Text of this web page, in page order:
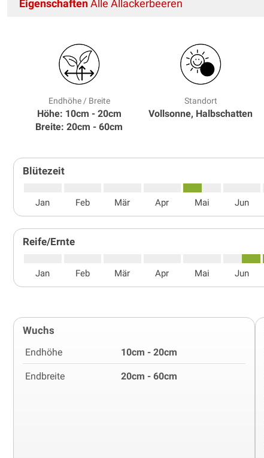
EigenschaftenAlle Allackerbeeren
Endhöhe / Breite
Höhe: 10cm - 20cm
Breite: 20cm - 60cm
Standort
Vollsonne, Halbschatten
Blütezeit
Jan Feb Mär Apr Mai Jun
Reife/Ernte
Jan Feb Mär Apr Mai Jun
Wuchs
Endhöhe 10cm - 20cm
Endbreite 20cm - 60cm